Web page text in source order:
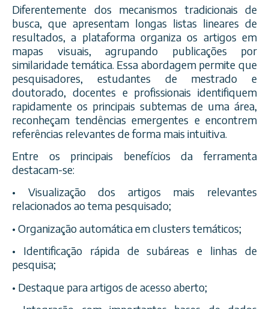
Diferentemente dos mecanismos tradicionais de
busca, que apresentam longas listas lineares de
resultados, a plataforma organiza os artigos em
mapas visuais, agrupando publicações por
similaridade temática. Essa abordagem permite que
pesquisadores, estudantes de mestrado e
doutorado, docentes e profissionais identifiquem
rapidamente os principais subtemas de uma área,
reconheçam tendências emergentes e encontrem
referências relevantes de forma mais intuitiva.
Entre os principais benefícios da ferramenta
destacam-se:
• Visualização dos artigos mais relevantes
relacionados ao tema pesquisado;
• Organização automática em clusters temáticos;
• Identificação rápida de subáreas e linhas de
pesquisa;
• Destaque para artigos de acesso aberto;